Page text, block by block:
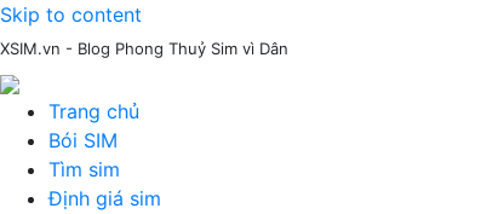
Skip to content
XSIM.vn - Blog Phong Thuỷ Sim vì Dân
Trang chủ
Bói SIM
Tìm sim
Định giá sim